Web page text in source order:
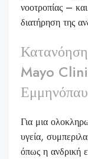
νοοτροπίας –
διατήρηση της
Mayo
Για μια
υγεία,
όπως η ανδρική